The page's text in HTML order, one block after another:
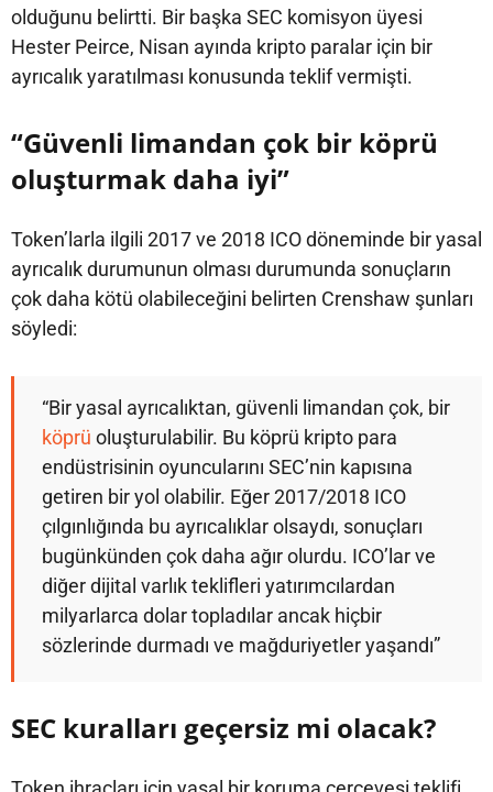
olduğunu belirtti. Bir başka SEC komisyon üyesi
Hester Peirce, Nisan ayında kripto paralar için bir
ayrıcalık yaratılması konusunda teklif vermişti.
“Güvenli limandan çok bir köprü
oluşturmak daha iyi”
Token’larla ilgili 2017 ve 2018 ICO döneminde bir yasal
ayrıcalık durumunun olması durumunda sonuçların
çok daha kötü olabileceğini belirten Crenshaw şunları
söyledi:
“Bir yasal ayrıcalıktan, güvenli limandan çok, bir
köprü oluşturulabilir. Bu köprü kripto para
endüstrisinin oyuncularını SEC’nin kapısına
getiren bir yol olabilir. Eğer 2017/2018 ICO
çılgınlığında bu ayrıcalıklar olsaydı, sonuçları
bugünkünden çok daha ağır olurdu. ICO’lar ve
diğer dijital varlık teklifleri yatırımcılardan
milyarlarca dolar topladılar ancak hiçbir
sözlerinde durmadı ve mağduriyetler yaşandı”
SEC kuralları geçersiz mi olacak?